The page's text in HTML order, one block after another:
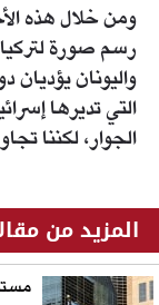
ومن خلال هذه
رسم صورة
واليونان يؤديان
التي تديرها
الجوار، لكننا
المزيد من